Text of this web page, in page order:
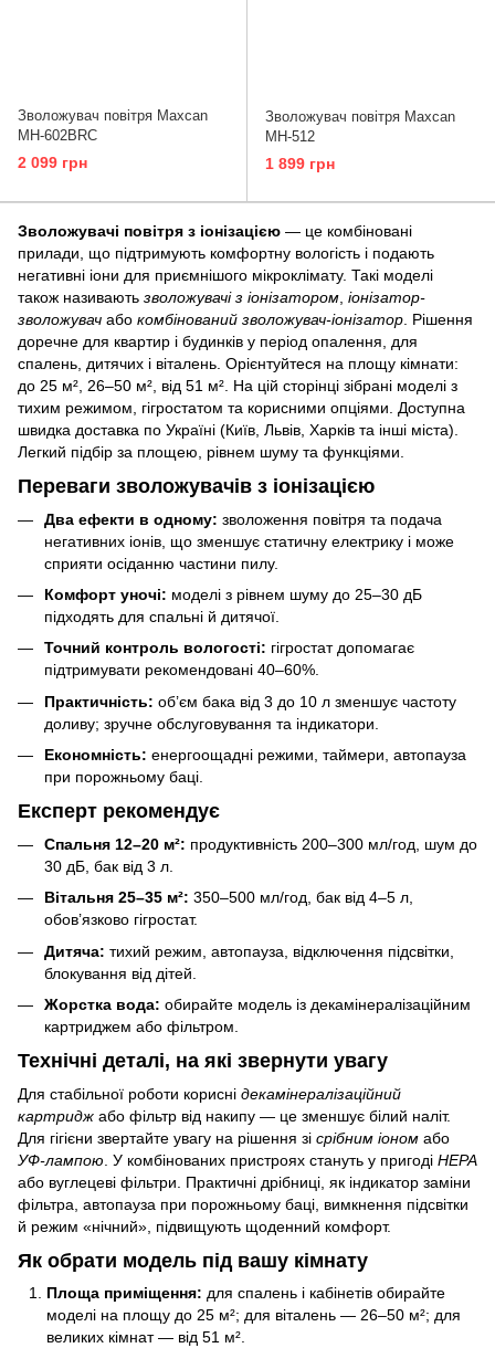
Зволожувач повітря Maxcan
MH-602BRC
2 099 грн
Зволожувач повітря Maxcan
MH-512
1 899 грн
Зволожувачі повітря з іонізацією — це комбіновані
прилади, що підтримують комфортну вологість і подають
негативні іони для приємнішого мікроклімату. Такі моделі
також називають зволожувачі з іонізатором іонізатор-
зволожувач або комбінований зволожувач-іонізатор . Рішення
доречне для квартир і будинків у період опалення, для
спалень, дитячих і віталень. Орієнтуйтеся на площу кімнати:
до 25 м², 26–50 м², від 51 м². На цій сторінці зібрані моделі з
тихим режимом, гігростатом та корисними опціями. Доступна
швидка доставка по Україні (Київ, Львів, Харків та інші міста).
Легкий підбір за площею, рівнем шуму та функціями.
Переваги зволожувачів з іонізацією
Два ефекти в одному: зволоження повітря та подача
негативних іонів, що зменшує статичну електрику і може
сприяти осіданню частини пилу.
Комфорт уночі: моделі з рівнем шуму до 25–30 дБ
підходять для спальні й дитячої.
Точний контроль вологості: гігростат допомагає
підтримувати рекомендовані 40–60%.
Практичність: об’єм бака від 3 до 10 л зменшує частоту
доливу; зручне обслуговування та індикатори.
Економність: енергоощадні режими, таймери, автопауза
при порожньому баці.
Експерт рекомендує
Спальня 12–20 м²: продуктивність 200–300 мл/год, шум до
30 дБ, бак від 3 л.
Вітальня 25–35 м²: 350–500 мл/год, бак від 4–5 л,
обов’язково гігростат.
Дитяча: тихий режим, автопауза, відключення підсвітки,
блокування від дітей.
Жорстка вода: обирайте модель із декамінералізаційним
картриджем або фільтром.
Технічні деталі, на які звернути увагу
Для стабільної роботи корисні декамінералізаційний
картридж або фільтр від накипу — це зменшує білий наліт.
Для гігієни звертайте увагу на рішення зі срібним іоном або
УФ-лампою . У комбінованих пристроях стануть у пригоді HEPA
або вуглецеві фільтри. Практичні дрібниці, як індикатор заміни
фільтра, автопауза при порожньому баці, вимкнення підсвітки
й режим «нічний», підвищують щоденний комфорт.
Як обрати модель під вашу кімнату
Площа приміщення: для спалень і кабінетів обирайте
моделі на площу до 25 м²; для віталень — 26–50 м²; для
великих кімнат — від 51 м².